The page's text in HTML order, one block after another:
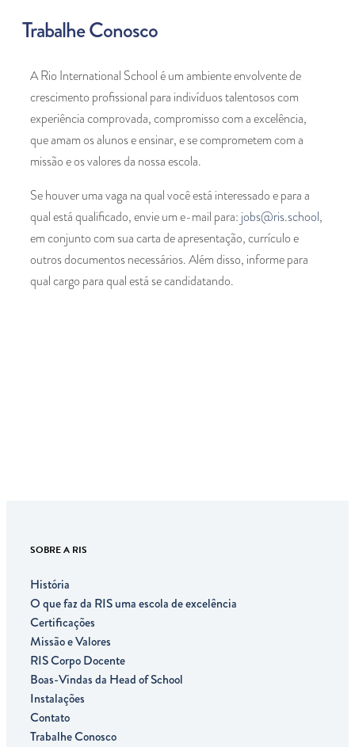
Trabalhe Conosco
A Rio International School é um ambiente envolvente de
crescimento profissional para indivíduos talentosos com
experiência comprovada, compromisso com a excelência,
que amam os alunos e ensinar, e se comprometem com a
missão e os valores da nossa escola.
Se houver uma vaga na qual você está interessado e para a
qual está qualificado, envie um e-mail para: jobs@ris.school,
em conjunto com sua carta de apresentação, currículo e
outros documentos necessários. Além disso, informe para
qual cargo para qual está se candidatando.
SOBRE A RIS
História
O que faz da RIS uma escola de excelência
Certificações
Missão e Valores
RIS Corpo Docente
Boas-Vindas da Head of School
Instalações
Contato
Trabalhe Conosco